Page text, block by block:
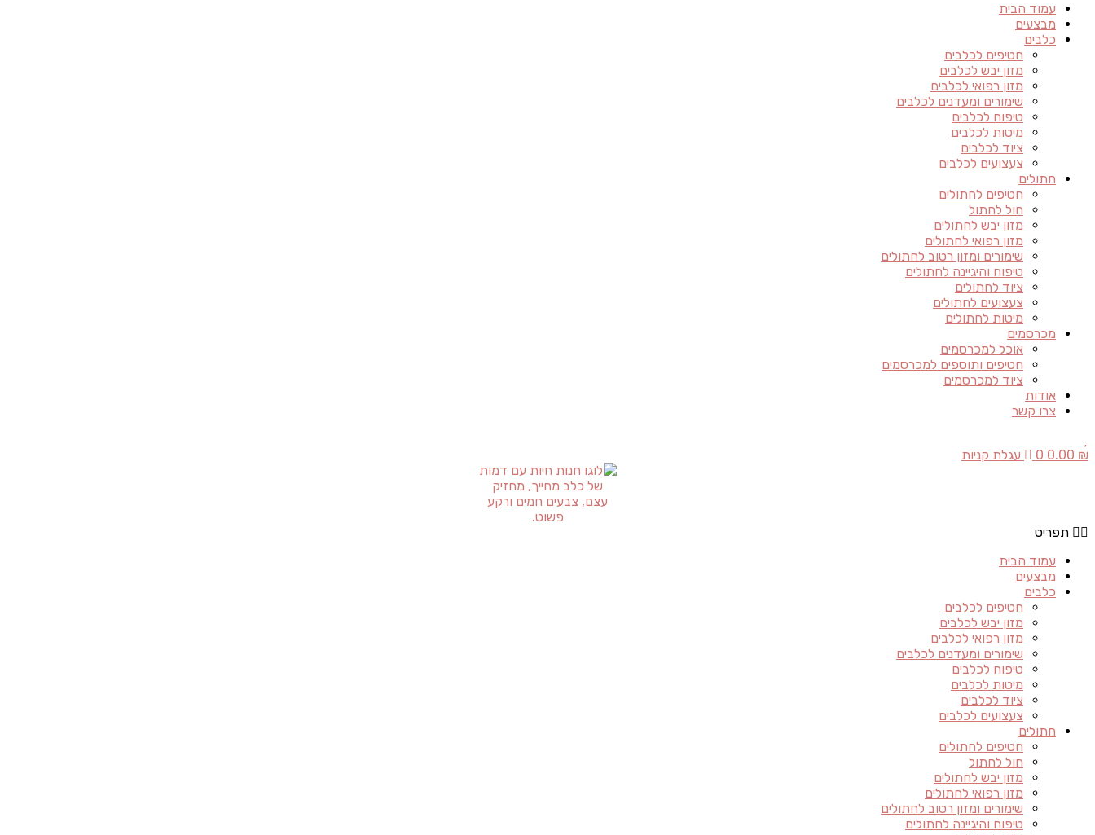
עמוד הבית
מבצעים
כלבים
חטיפים לכלבים
מזון יבש לכלבים
מזון רפואי לכלבים
שימורים ומעדנים לכלבים
טיפוח לכלבים
מיטות לכלבים
ציוד לכלבים
צעצועים לכלבים
חתולים
חטיפים לחתולים
חול לחתול
מזון יבש לחתולים
מזון רפואי לחתולים
שימורים ומזון רטוב לחתולים
טיפוח והיגיינה לחתולים
ציוד לחתולים
צעצועים לחתולים
מיטות לחתולים
מכרסמים
אוכל למכרסמים
חטיפים ותוספים למכרסמים
ציוד למכרסמים
אודות
צרו קשר
0.00 ₪
0 עגלת קניות
תפריט
עמוד הבית
מבצעים
כלבים
חטיפים לכלבים
מזון יבש לכלבים
מזון רפואי לכלבים
שימורים ומעדנים לכלבים
טיפוח לכלבים
מיטות לכלבים
ציוד לכלבים
צעצועים לכלבים
חתולים
חטיפים לחתולים
חול לחתול
מזון יבש לחתולים
מזון רפואי לחתולים
שימורים ומזון רטוב לחתולים
טיפוח והיגיינה לחתולים